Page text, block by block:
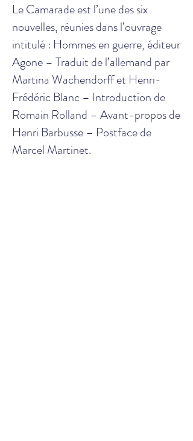
Le Camarade est l’une des six
nouvelles, réunies dans l’ouvrage
intitulé : Hommes en guerre, éditeur
Agone – Traduit de l’allemand par
Martina Wachendorff et Henri-
Frédéric Blanc – Introduction de
Romain Rolland – Avant-propos de
Henri Barbusse – Postface de
Marcel Martinet.